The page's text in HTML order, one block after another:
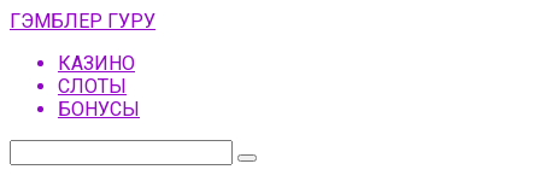
Перейти
контенту
ГЭМБЛЕР ГУРУ
КАЗИНО
СЛОТЫ
БОНУСЫ